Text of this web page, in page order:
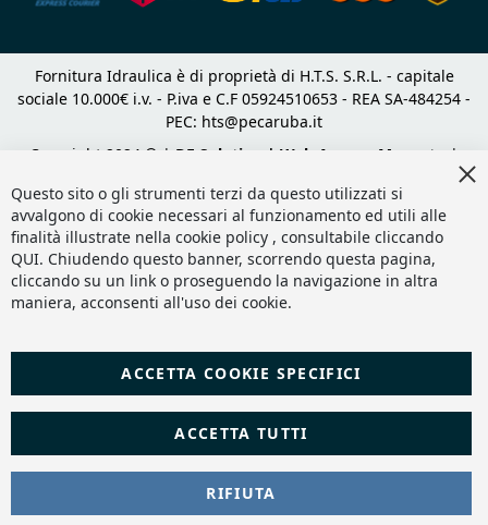
Fornitura Idraulica è di proprietà di H.T.S. S.R.L. - capitale
sociale 10.000€ i.v. - P.iva e C.F 05924510653 - REA SA-484254 -
PEC: hts@pecaruba.it
Copyright 2024 © | DF Solution | Web Agency Magento
|
Questo sito o gli strumenti terzi da questo utilizzati si
avvalgono di cookie necessari al funzionamento ed utili alle
finalità illustrate nella cookie policy , consultabile cliccando
QUI. Chiudendo questo banner, scorrendo questa pagina,
cliccando su un link o proseguendo la navigazione in altra
maniera, acconsenti all'uso dei cookie.
ACCETTA TUTTI
ACCETTA COOKIE SPECIFICI
RIFIUTA